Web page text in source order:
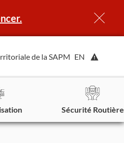
de la SAPM EN
Sécurité Routière